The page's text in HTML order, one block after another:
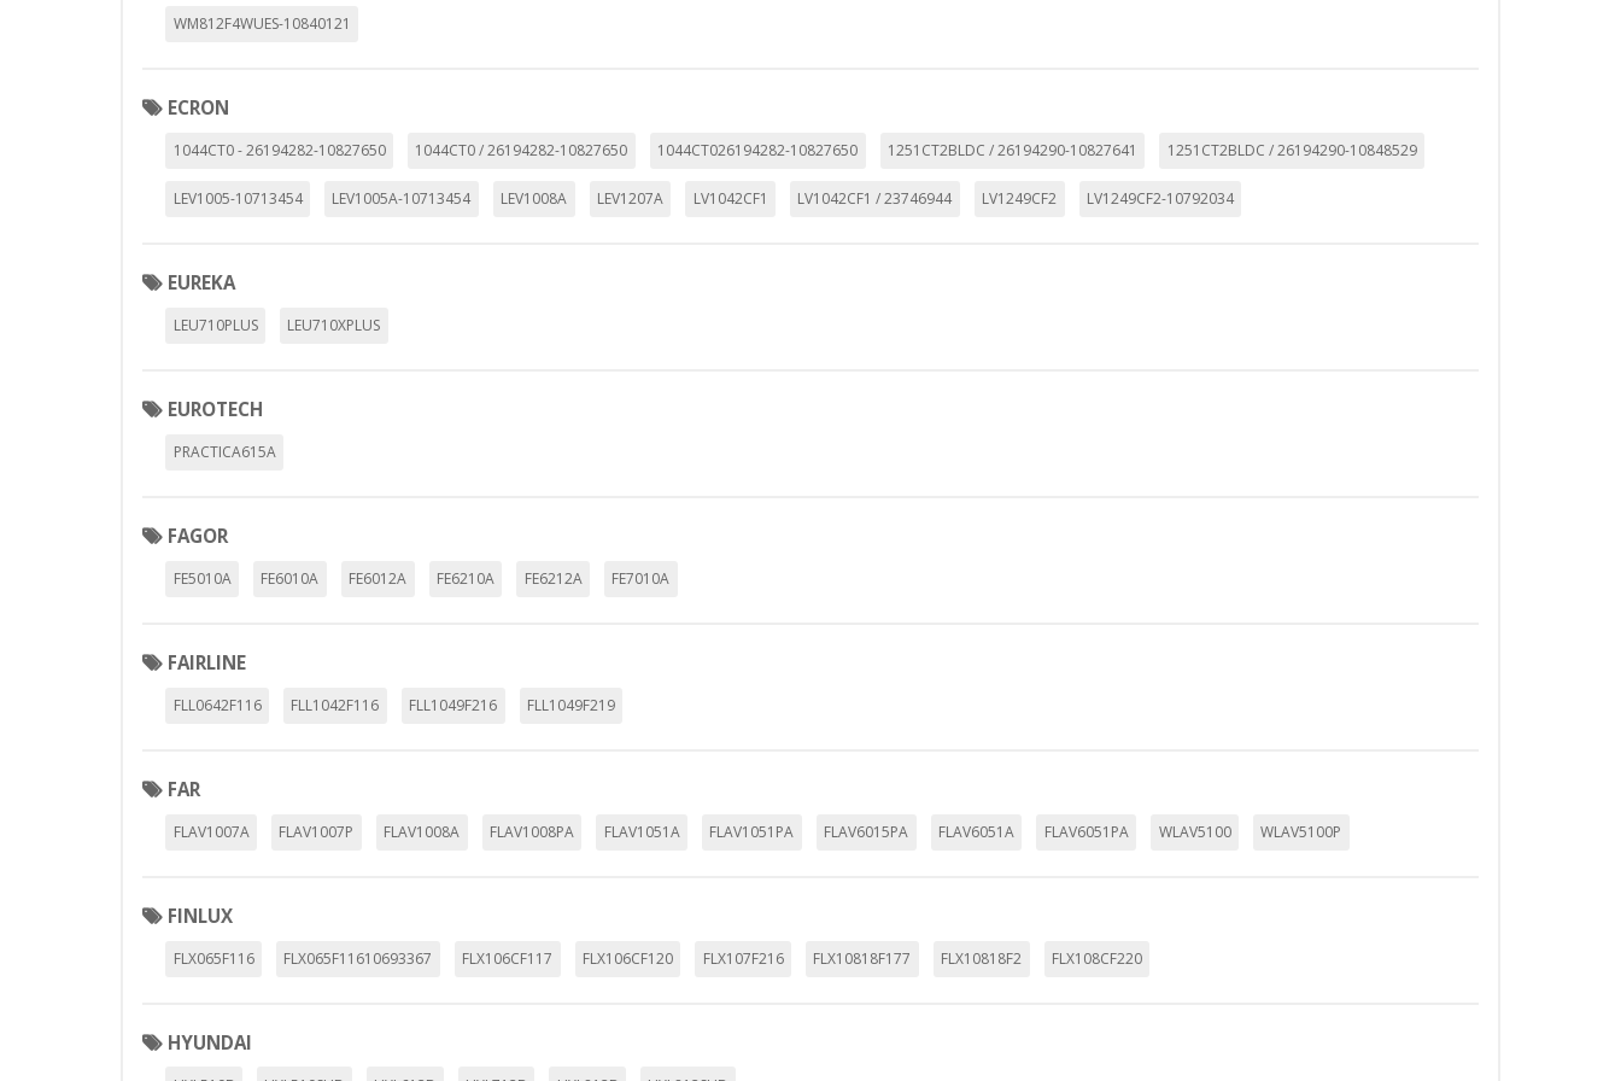
WM812F4WUES-10840121
ECRON
1044CT0 - 26194282-10827650 1044CT0 / 26194282-10827650 1044CT026194282-10827650 1251CT2BLDC / 26194290-10827641 1251CT2BLDC / 26194290-10848529
LEV1005-10713454 LEV1005A-10713454 LEV1008A LEV1207A LV1042CF1 LV1042CF1 / 23746944 LV1249CF2 LV1249CF2-10792034
EUREKA
LEU710PLUS LEU710XPLUS
EUROTECH
PRACTICA615A
FAGOR
FE5010A FE6010A FE6012A FE6210A FE6212A FE7010A
FAIRLINE
FLL0642F116 FLL1042F116 FLL1049F216 FLL1049F219
FAR
FLAV1007A FLAV1007P FLAV1008A FLAV1008PA FLAV1051A FLAV1051PA FLAV6015PA FLAV6051A FLAV6051PA WLAV5100 WLAV5100P
FINLUX
FLX065F116 FLX065F11610693367 FLX106CF117 FLX106CF120 FLX107F216 FLX10818F177 FLX10818F2 FLX108CF220
HYUNDAI